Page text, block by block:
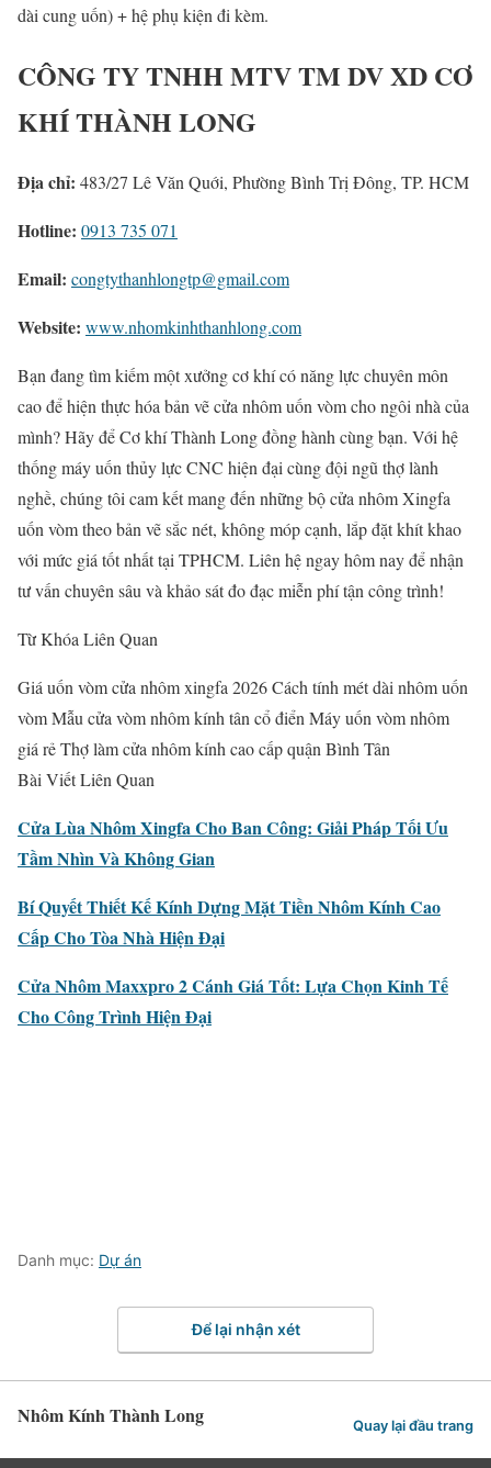
dài cung uốn) + hệ phụ kiện đi kèm.
CÔNG TY TNHH MTV TM DV XD CƠ
KHÍ THÀNH LONG
Địa chỉ: 483/27 Lê Văn Quới, Phường Bình Trị Đông, TP. HCM
Hotline: 0913 735 071
Email: congtythanhlongtp@gmail.com
Website: www.nhomkinhthanhlong.com
Bạn đang tìm kiếm một xưởng cơ khí có năng lực chuyên môn
cao để hiện thực hóa bản vẽ cửa nhôm uốn vòm cho ngôi nhà của
mình? Hãy để Cơ khí Thành Long đồng hành cùng bạn. Với hệ
thống máy uốn thủy lực CNC hiện đại cùng đội ngũ thợ lành
nghề, chúng tôi cam kết mang đến những bộ cửa nhôm Xingfa
uốn vòm theo bản vẽ sắc nét, không móp cạnh, lắp đặt khít khao
với mức giá tốt nhất tại TPHCM. Liên hệ ngay hôm nay để nhận
tư vấn chuyên sâu và khảo sát đo đạc miễn phí tận công trình!
Từ Khóa Liên Quan
Giá uốn vòm cửa nhôm xingfa 2026Cách tính mét dài nhôm uốn
vòmMẫu cửa vòm nhôm kính tân cổ điển Máy uốn vòm nhôm
giá rẻThợ làm cửa nhôm kính cao cấp quận Bình Tân
Bài Viết Liên Quan
Cửa Lùa Nhôm Xingfa Cho Ban Công: Giải Pháp Tối Ưu
Tầm Nhìn Và Không Gian
Bí Quyết Thiết Kế Kính Dựng Mặt Tiền Nhôm Kính Cao
Cấp Cho Tòa Nhà Hiện Đại
Cửa Nhôm Maxxpro 2 Cánh Giá Tốt: Lựa Chọn Kinh Tế
Cho Công Trình Hiện Đại
Danh mục: Dự án
Để lại nhận xét
Nhôm Kính Thành Long Quay lại đầu trang